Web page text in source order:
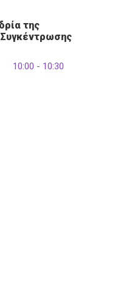
της
Συγκέντρωσης
10:00 - 10:30